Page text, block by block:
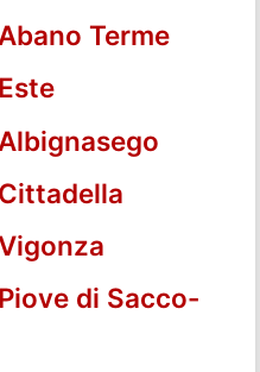
Terme
di Sacco-